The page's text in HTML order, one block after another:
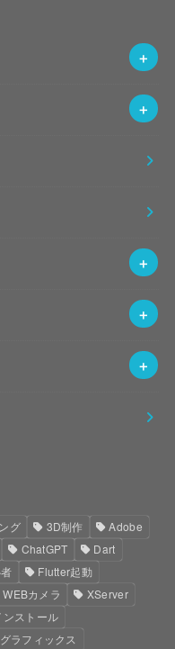
グ 3D制作
Adobe
ChatGPT
Dart
Flutter起動
WEBカメラ
XServer
ンストール
ラフィックス